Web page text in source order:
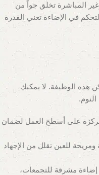
وغير المباشرة تخلق جواً من
في الإضاءة تعني القدرة
هذه الوظيفة. لا يمكنك
على أسطح العمل لضمان
للعين تقلل من الإجهاد
مشرقة للتجمعات،